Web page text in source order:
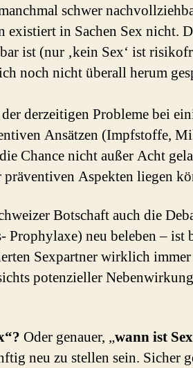
schwer
existiert in Sachen Sex nicht.
ist (nur ‚kein Sex‘ ist
noch nicht überall herum
derzeitigen Probleme bei
Ansätzen (Impfstoffe,
Chance nicht außer Acht
Aspekten liegen
Botschaft auch die
Prophylaxe) neu beleben – ist
Sexpartner wirklich immer
potenzieller
Oder genauer, „wann ist Sex
neu zu stellen sein. Sicher